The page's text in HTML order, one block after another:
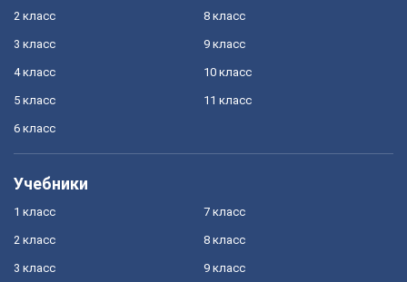
2 класс
3 класс
4 класс
5 класс
6 класс
8 класс
9 класс
10 класс
11 класс
Учебники
1 класс
2 класс
3 класс
7 класс
8 класс
9 класс